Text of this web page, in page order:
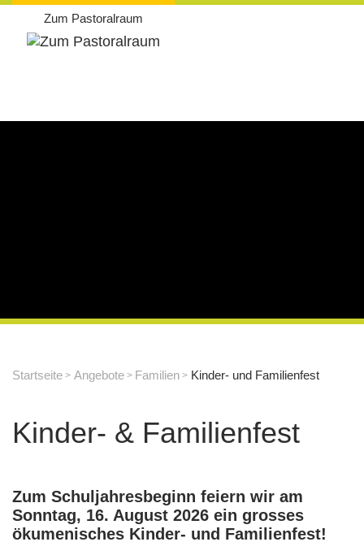
Zum Pastoralraum
Startseite Angebote Familien Kinder- und Familienfest
Kinder- & Familienfest
Zum Schuljahresbeginn feiern wir am
Sonntag, 16. August 2026 ein grosses
ökumenisches Kinder- und Familienfest!